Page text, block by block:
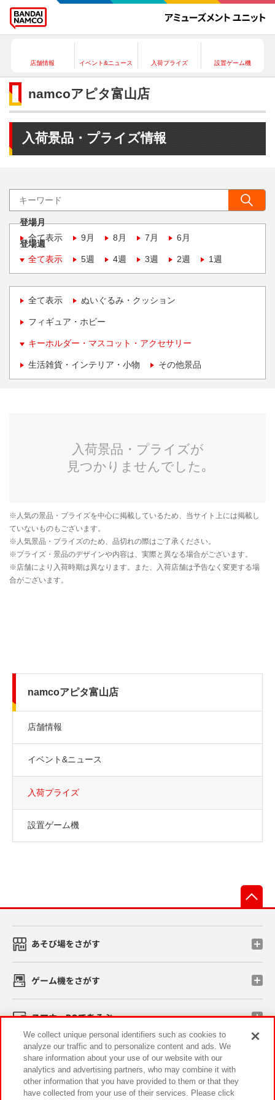
店舗情報 イベント&ニュース 入荷プライズ 設置ゲーム機
namcoアピタ富山店
入荷景品・プライズ情報
登場月
全て表示
9月 8月 7月 6月
登場週
全て表示
5週 4週 3週 2週 1週
全て表示 ぬいぐるみ・クッション
フィギュア・ホビー
キーホルダー・マスコット・アクセサリー
生活雑貨・インテリア・小物 その他景品
namcoアピタ富山店
店舗情報
イベント&ニュース
入荷プライズ
設置ゲーム機
あそび場をさがす
ゲーム機をさがす
スマホ・PCであそぶ
イベント・キャンペーン
We collect unique personal identifiers such as cookies to
analyze our traffic and to personalize content and ads. We
share information about your use of our website with our
analytics and advertising partners, who may combine it with
other information that you have provided to them or that they
have collected from your use of their services. Please click